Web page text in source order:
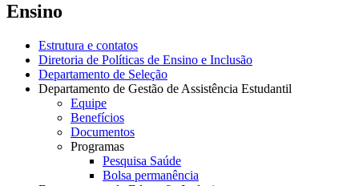
Ensino
Estrutura e contatos
Diretoria de Políticas de Ensino e Inclusão
Departamento de Seleção
Departamento de Gestão de Assistência Estudantil
Equipe
Benefícios
Documentos
Programas
Pesquisa Saúde
Bolsa permanência